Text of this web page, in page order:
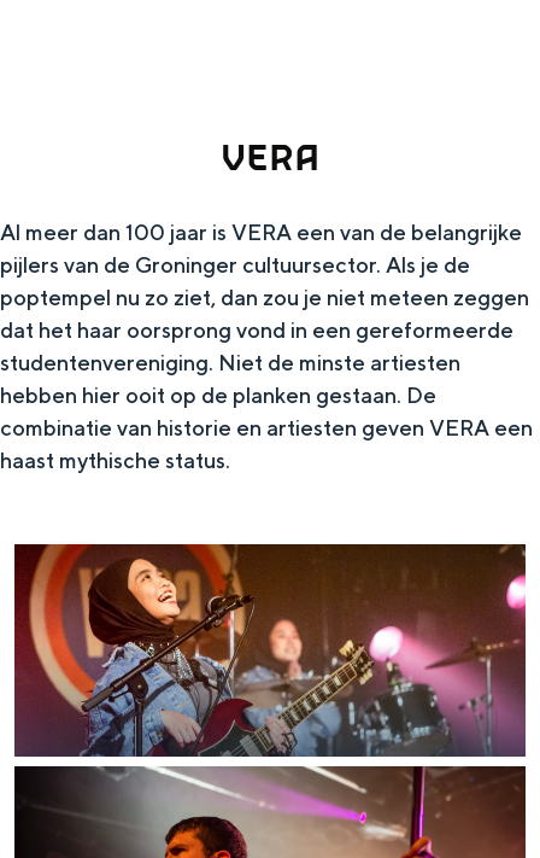
In Groningen ligt het allemaal opvallend
dicht bij elkaar. De levendigheid van de
stad, de stilte van een hofje, de
weidsheid van het ommeland en de
sporen van een eeuwenoud verleden.
Stad
Provincie
Waddenkust
Natuurgebieden
VERA
Al meer dan 100 jaar is VERA een van de belangrijke
pijlers van de Groninger cultuursector. Als je de
poptempel nu zo ziet, dan zou je niet meteen zeggen
dat het haar oorsprong vond in een gereformeerde
studentenvereniging. Niet de minste artiesten
hebben hier ooit op de planken gestaan. De
combinatie van historie en artiesten geven VERA een
haast mythische status.​